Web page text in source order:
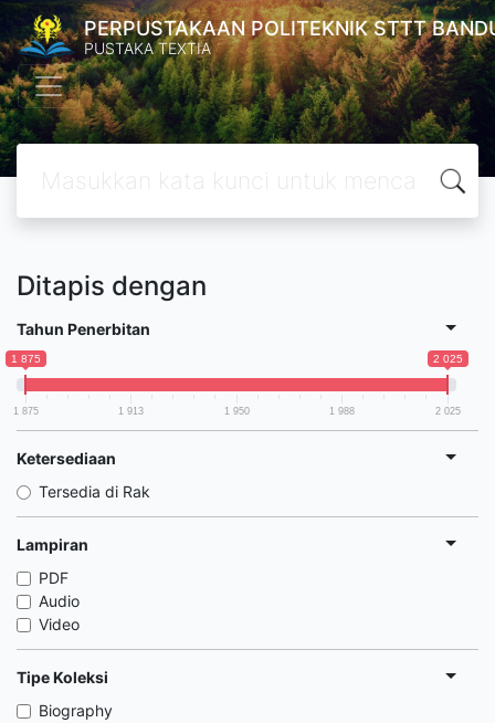
PERPUSTAKAAN POLITEKNIK STTT
PUSTAKA TEXTIA
Ditapis dengan
Tahun Penerbitan
1 875 2 025
1 875 1 913 1 950 1 988 2 025
Ketersediaan
Tersedia di Rak
Lampiran
PDF
Audio
Video
Tipe Koleksi
Biography